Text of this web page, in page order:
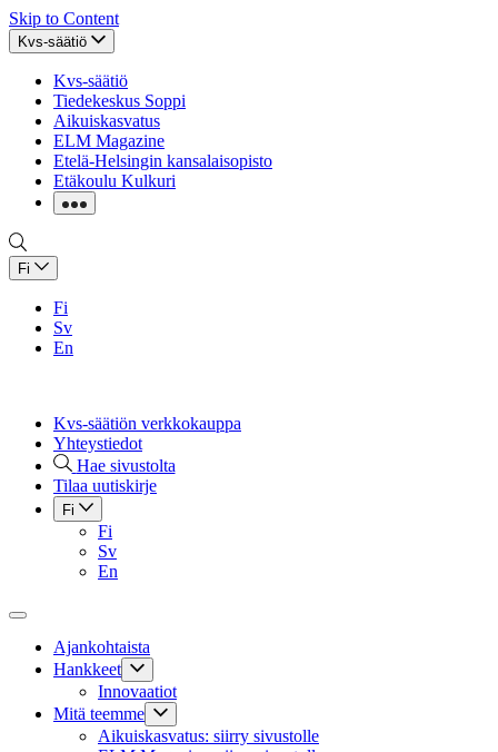
Skip to Content
Kvs-säätiö
Kvs-säätiö
Tiedekeskus Soppi
Aikuiskasvatus
ELM Magazine
Etelä-Helsingin kansalaisopisto
Etäkoulu Kulkuri
Fi
Fi
Sv
En
Kvs-säätiön verkkokauppa
Yhteystiedot
Hae sivustolta
Tilaa uutiskirje
Fi
Fi
Sv
En
Ajankohtaista
Hankkeet
Innovaatiot
Mitä teemme
Aikuiskasvatus: siirry sivustolle